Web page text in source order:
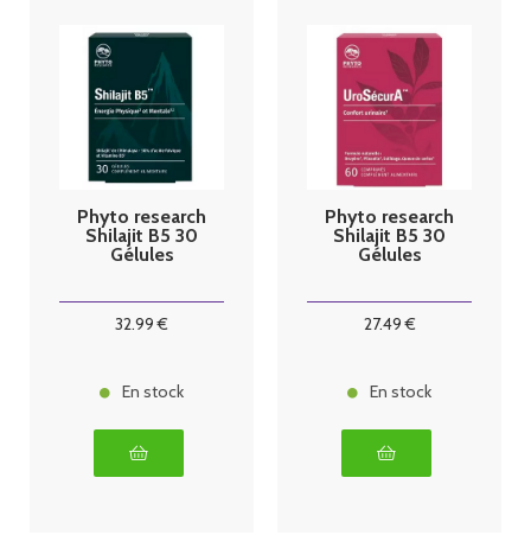
Phyto research
Shilajit B5 30
Gélules
32.99 €
En stock
Phyto research
Shilajit B5 30
Gélules
27.49€
En stock